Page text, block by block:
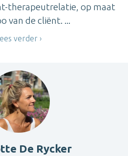
therapeutrelatie, op maat
van de cliënt. ...
verder
De Rycker